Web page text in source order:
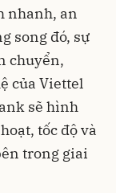
nhanh, an
song đó, sự
chuyển,
của Viettel
sẽ hình
tốc độ và
trong giai